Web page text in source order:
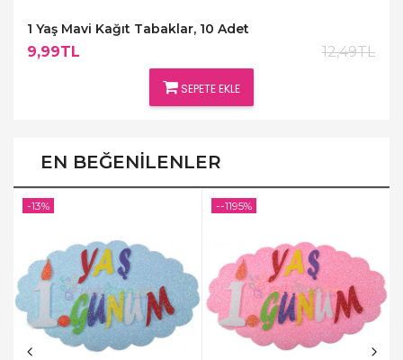
1 Yaş Mavi Kağıt Tabaklar, 10 Adet
9,99TL 12,49TL
SEPETE EKLE
EN BEĞENILENLER
-13% --1195%